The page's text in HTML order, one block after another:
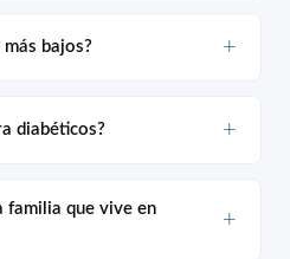
bajos?
diabéticos?
familia que vive en